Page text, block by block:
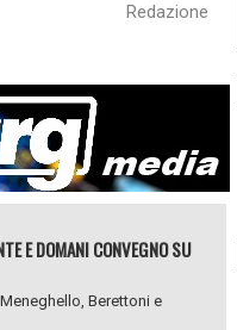
Redazione
E DOMANI CONVEGNO SU
Berettoni e